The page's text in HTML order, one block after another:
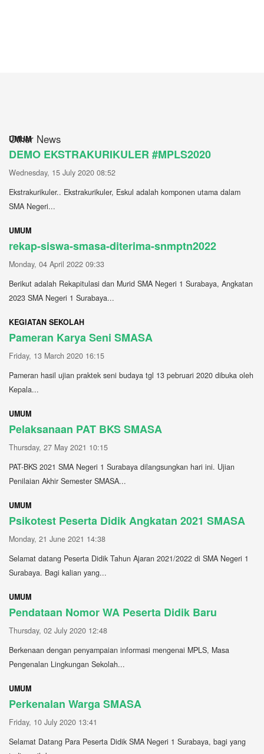
Other News
UMUM
DEMO EKSTRAKURIKULER #MPLS2020
Wednesday, 15 July 2020 08:52
Ekstrakurikuler.. Ekstrakurikuler, Eskul adalah komponen utama dalam
SMA Negeri...
UMUM
rekap-siswa-smasa-diterima-snmptn2022
Monday, 04 April 2022 09:33
Berikut adalah Rekapitulasi dan Murid SMA Negeri 1 Surabaya, Angkatan
2023 SMA Negeri 1 Surabaya...
KEGIATAN SEKOLAH
Pameran Karya Seni SMASA
Friday, 13 March 2020 16:15
Pameran hasil ujian praktek seni budaya tgl 13 pebruari 2020 dibuka oleh
Kepala...
UMUM
Pelaksanaan PAT BKS SMASA
Thursday, 27 May 2021 10:15
PAT-BKS 2021 SMA Negeri 1 Surabaya dilangsungkan hari ini. Ujian
Penilaian Akhir Semester SMASA...
UMUM
Psikotest Peserta Didik Angkatan 2021 SMASA
Monday, 21 June 2021 14:38
Selamat datang Peserta Didik Tahun Ajaran 2021/2022 di SMA Negeri 1
Surabaya. Bagi kalian yang...
UMUM
Pendataan Nomor WA Peserta Didik Baru
Thursday, 02 July 2020 12:48
Berkenaan dengan penyampaian informasi mengenai MPLS, Masa
Pengenalan Lingkungan Sekolah...
UMUM
Perkenalan Warga SMASA
Friday, 10 July 2020 13:41
Selamat Datang Para Peserta Didik SMA Negeri 1 Surabaya, bagi yang